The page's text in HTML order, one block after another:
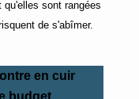
sont rangées
de s'abîmer.
en cuir
budget